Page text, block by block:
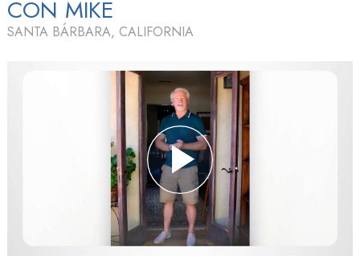
CON MIKE
SANTA BÁRBARA, CALIFORNIA